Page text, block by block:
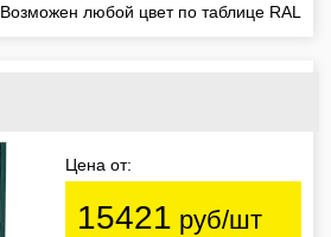
Возможен любой цвет по таблице RAL
Цена от:
15421 руб/шт